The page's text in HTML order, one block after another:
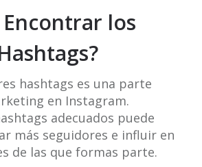
los
hashtags es una parte
en Instagram.
adecuados puede
más seguidores e influir en
de las que formas parte.